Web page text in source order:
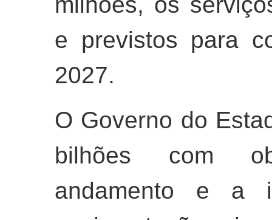
e previstos para
2027.
O Governo do
bilhões com
andamento e a